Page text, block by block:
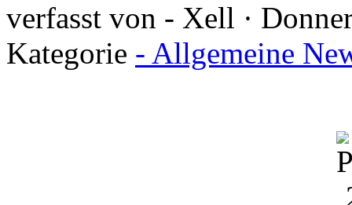
verfasst von - Xell ·
Kategorie - Allgemeine